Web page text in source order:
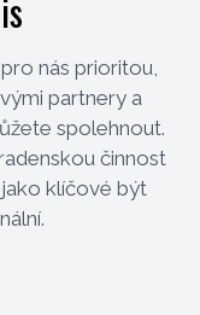
nás prioritou,
partnery a
spolehnout.
činnost
klíčové být